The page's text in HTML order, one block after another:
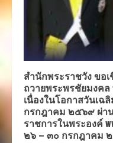
สำนักพระราชวัง ขอ
ถวายพระพรชัยมงคล
เนื่องในโอกาสวันเ
กรกฎาคม ๒๕๖๙ ผ่า
ราชการในพระองค์
๒๖ – ๓๐ กรกฎาคม